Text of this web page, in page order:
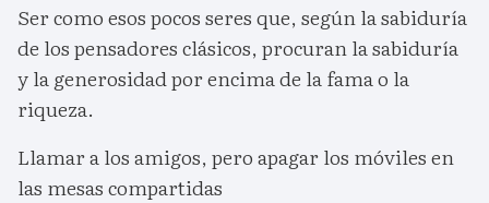
Ser como esos pocos seres que, según la sabiduría
de los pensadores clásicos, procuran la sabiduría
y la generosidad por encima de la fama o la
riqueza.
Llamar a los amigos, pero apagar los móviles en
las mesas compartidas